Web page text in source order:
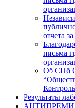
отчета
письма
Об СПб
Результаты